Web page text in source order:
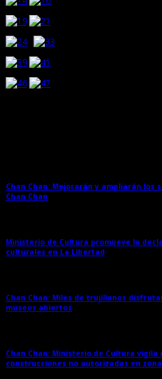
Chan Chan: Mejorarán y ampliarán los
Chan Chan
Ministerio de Cultura promueve la
culturales en La Libertad
Chan Chan: Miles de trujillanos
museos abiertos
Chan Chan: Ministerio de Cultura
construcciones no autorizadas en